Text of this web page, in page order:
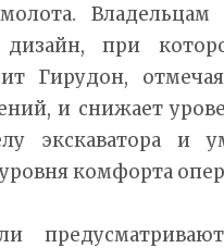
Владельцам
при
Гирудон,
и снижает
экскаватора и
комфорта